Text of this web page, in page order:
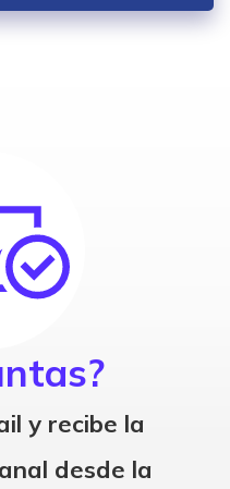
y recibe la
desde la